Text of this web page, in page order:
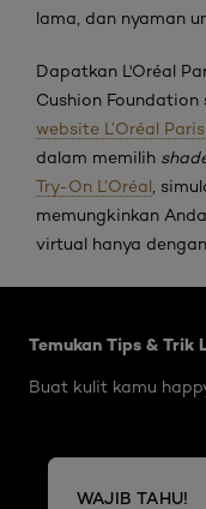
lama, dan nyaman
Dapatkan L'Oréal
Cushion Foundation
website L’Oréal
dalam memilih
Try-On L’Oréal ,
memungkinkan
virtual hanya dengan
Temukan Tips & Trik
Buat kulit kamu
WAJIB TAHU!